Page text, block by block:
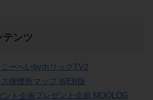
テンツ
こーへいbyホリックTV2
喫煙所マップ WEB版
プレゼント企画 MOQLOG